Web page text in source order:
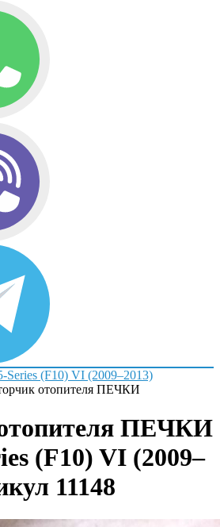
Series (F10) VI (2009–2013)
отопителя ПЕЧКИ
ПЕЧКИ
(F10) VI (2009–
11148